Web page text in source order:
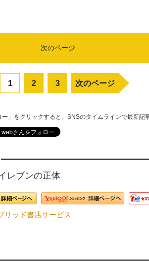
次のページ
1 2 3 次のページ
ー」をクリックすると、SNSのタイムラインで最新記
レブンの正体
リッド書店サービス